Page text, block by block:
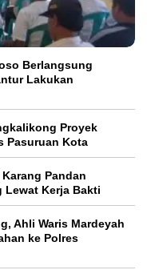
Berlangsung
Lakukan
Proyek
Pasuruan Kota
Karang Pandan
Lewat Kerja Bakti
Ahli Waris Mardeyah
ke Polres